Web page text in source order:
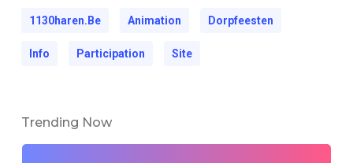
1130haren.be Animation Dorpfeesten
Info Participation Site
Trending Now